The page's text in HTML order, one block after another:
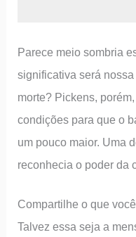
Parece meio sombria
significativa será
morte? Pickens,
condições para que o
um pouco maior. Uma
reconhecia o poder da
Compartilhe o que
Talvez essa seja a